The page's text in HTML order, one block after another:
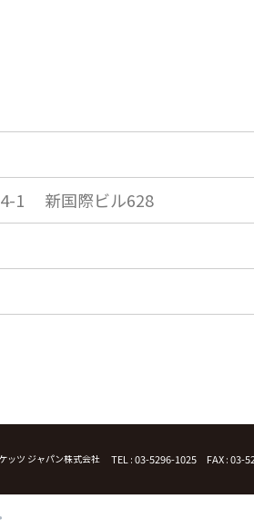
4-1 新国際ビル628
ッツ ジャパン株式会社 TEL : 03-5296-1025 FAX :